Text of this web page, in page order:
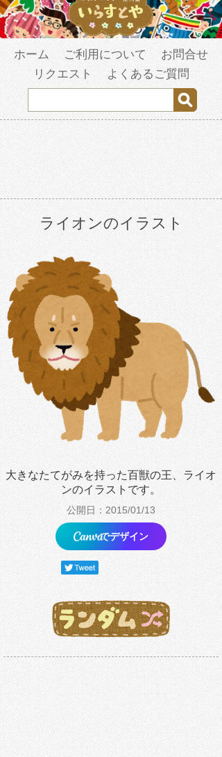
ホーム ご利用について
お問合せ
リクエスト
よくあるご質問
ライオンのイラスト
大きなたてがみを持った百獣の王、ライオ
ンのイラストです。
公開日：2015/01/13
でデザイン